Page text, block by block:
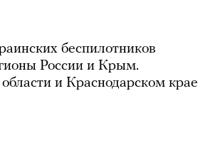
беспилотников
России и Крым.
и Краснодарском крае